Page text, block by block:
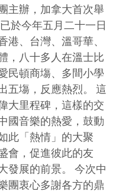
主辦，加拿大首次舉
於今年五月二十一日
港、台灣、溫哥華、
，八十多人在溫士比
民頓商塲、多間小學
五塲，反應熱烈。 這
大里程碑，這樣的交
國音樂的熱愛，鼓動
此「熱情」的大聚
會，促進彼此的友
發展的前景。 今次中
團衷心多謝各方的鼎